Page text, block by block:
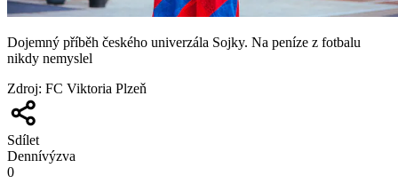
Dojemný příběh českého univerzála Sojky. Na peníze z fotbalu
nikdy nemyslel
Zdroj: FC Viktoria Plzeň
Sdílet
Dennívýzva
0